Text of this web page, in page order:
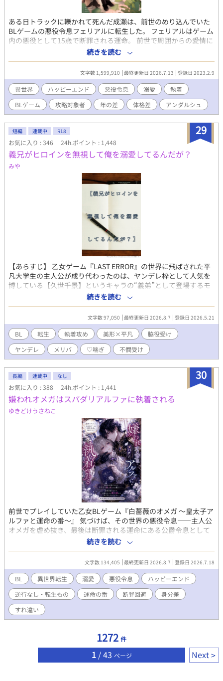
ある日トラックに轢かれて死んだ成瀬は、前世のめり込んでいた
BLゲームの悪役令息フェリアルに転生した。 フェリアルはゲーム
内の悪役として15歳で断罪される運命。 前世で周囲からの愛情に
恵まれなかった成瀬は、今世でも誰にも愛されない事実に絶望
し、転生直後にゲーム通りの人生を受け入れようと諦観する。 声
すら発さず、家族に対しても無反応を貫き人形のように接するフ
ェリアル。そんなフェリアルに周囲の過保護と溺愛は予想外に増
していき、いつの間にかゲームのシナリオとズレた展開が巻き起
こっていく。 気付けば兄達は勿論、妖艶な魔塔主や最恐の暗殺
者、次期大公に皇太子…ゲームの攻略対象者達がフェリアルに執
着するようになり…――？ 周囲の愛に疎い悪役令息の無自覚総愛
されライフ。 ※最終的に固定カプ
続きを読む
文字数 1,599,910 最終更新日 2026.7.13 登録日 2023.2.9
異世界 ハッピーエンド 悪役令息 溺愛
執着
BLゲーム
攻略対象者 年の差 体格差 アンダルシュ
29
短編 連載中 R18
お気に入り : 346 24h.ポイント : 1,448
義兄がヒロインを無視して俺を溺愛してるんだが？
みや
【あらすじ】 乙女ゲーム『LAST ERROR』の世界に飛ばされた平
凡大学生の主人公が成り代わったのは、ヤンデレ枠として人気を
博している【久世千景】というキャラの“義弟”として登場するモ
ブキャラ、【久世綾人】だった。 しかし、久世綾人は千景のバッ
ドエンドで彼に殺されてしまう運命を背負った不幸な少年だっ
た。主人公は、死亡フラグを回避するため、千景とヒロインが結
ばれるように、そして自身はストーリーから離脱できるように奔
走する。 しかし、逃げようとするほど深まっていく義兄の執着。
果たして、主人公はヤンデレ義兄から逃げ切れるのか？ －－－－
－－－－－－－－ ⚠️注意⚠️ ※R-18【無理矢理、♡喘ぎ、濁点喘
ぎ】 ※メイン攻め以外に襲われるシーン有り(※挿入なし) ※メリ
バ(監禁、洗脳有り) ※暴力表現あり(サブ攻めによる)
続きを読む
文字数 97,050 最終更新日 2026.8.7 登録日 2026.5.21
BL 転生 執着攻め 美形×平凡
脇役受け
ヤンデレ
メリバ ♡喘ぎ 不憫受け
30
長編 連載中 なし
お気に入り : 388 24h.ポイント : 1,441
嫌われオメガはスパダリアルファに執着される
ゆきどけうさねこ
前世でプレイしていた乙女BLゲーム『白薔薇のオメガ ～皇太子ア
ルファと運命の番～』 気づけば、その世界の悪役令息――主人公
オメガを虐め抜き、最後は断罪される運命にある公爵令息として
転生していた。 「終わった。破滅フラグしかない」 生き延びる方
法はただ一つ。主人公にも、攻略対象の皇太子にも、とにかく近
づかないこと。ベッドサイドの引き出しに隠した一冊のノートを
頼りに、目立たず大人しく生きようと決めたはずだった。 なのに
――避ければ避けるほど、皇太子アルファの瞳に映る自分が、ど
うしようもなく色濃くなっていく。 「見つけた。ようやく会え
た。」 冷徹で合理主義、誰にも興味を示さないはずの皇太子が、
なぜか自分だけを見ている。 シナリオにない執着から逃げ切れる
のか。それとも――。 破滅回避のため逃げたはずが、逃げ切れな
続きを読む
文字数 134,405 最終更新日 2026.8.7 登録日 2026.7.18
BL 異世界転生 溺愛 悪役令息
ハッピーエンド
逆行なし・転生もの
運命の番 断罪回避
身分差
すれ違い
1272 件
1/ 43 ページ Next